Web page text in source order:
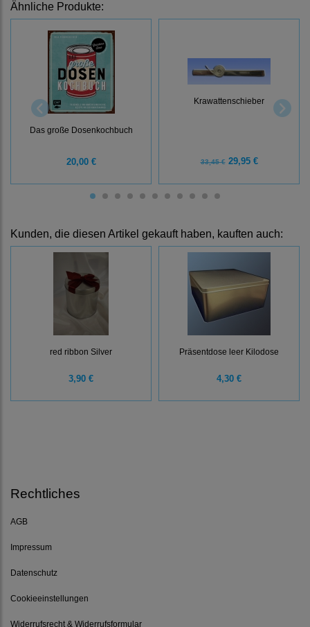
Ähnliche Produkte:
Das große Dosenkochbuch
20,00 €
Krawattenschieber
33,45 €29,95 €
Kunden, die diesen Artikel gekauft haben, kauften auch:
red ribbon Silver
3,90 €
Präsentdose leer Kilodose
4,30 €
Rechtliches
AGB
Impressum
Datenschutz
Cookieeinstellungen
Widerrufsrecht & Widerrufsformular